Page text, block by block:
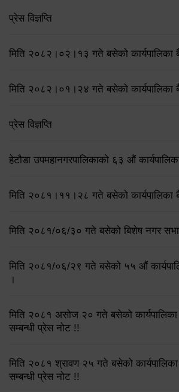
प्रेस विज्ञप्ति
मिति २०८२।०२।१३ गते बसेको कार्यपालिका
मिति २०८२।०१।२४ गते बसेको कार्यपालिका
प्रेस विज्ञप्ति
हेटौडा उपमहानगरपालिकाको ६३ औं
मिति २०८१।११।२८ गते बसेको कार्यपालिका
मिति २०८१/०६/३० गते बसेको बिशेष नगर
मिति २०८१/०६/२९ गते बसेको ५५ औं
।
मिति २०८१ असोज २० गते बसेको
सम्बन्धी प्रेस नोट !!
मिति २०८१ श्रावण २५ गते बसेको
सम्बन्धी प्रेस नोट !!